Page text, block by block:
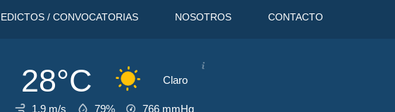
EDICTOS / CONVOCATORIAS NOSOTROS CONTACTO
28°C Claro
1.9 m/s 79% 766 mmHg